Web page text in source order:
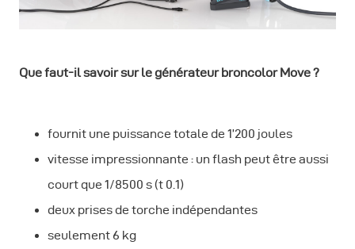
Que faut-il savoir sur le générateur broncolor Move ?
fournit une puissance totale de 1’200 joules
vitesse impressionnante : un flash peut être aussi
court que 1/8500 s (t 0.1)
deux prises de torche indépendantes
seulement 6 kg